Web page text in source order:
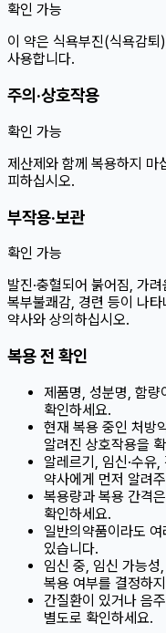
확인 가능
이 약은 식욕부진(식욕감퇴
사용합니다.
주의·상호작용
확인 가능
제산제와 함께 복용하지 마
피하십시오.
부작용·보관
확인 가능
발진·충혈되어 붉어짐, 가
복부불쾌감, 경련 등이 나
약사와 상의하십시오.
복용 전 확인
제품명, 성분명, 함량
확인하세요.
현재 복용 중인 처방
알려진 상호작용을
알레르기, 임신·수유,
약사에게 먼저 알려
복용량과 복용 간격
확인하세요.
일반의약품이라도
있습니다.
임신 중, 임신 가능
복용 여부를 결정하
간질환이 있거나 음
별도로 확인하세요.